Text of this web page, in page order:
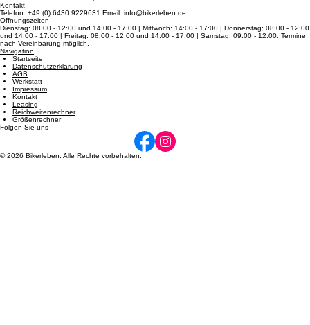
Kontakt & Anfahrt
Standort
Bikerleben Brückenstraße 14, 65623 Hahnstätten
Kontakt
Telefon: +49 (0) 6430 9229631 Email: info@bikerleben.de
Öffnungszeiten
Dienstag: 08:00 - 12:00 und 14:00 - 17:00 | Mittwoch: 14:00 - 17:00 | Donnerstag: 08:00 - 12:00
und 14:00 - 17:00 | Freitag: 08:00 - 12:00 und 14:00 - 17:00 | Samstag: 09:00 - 12:00. Termine
nach Vereinbarung möglich.
Navigation
Startseite
Datenschutzerklärung
AGB
Werkstatt
Impressum
Kontakt
Leasing